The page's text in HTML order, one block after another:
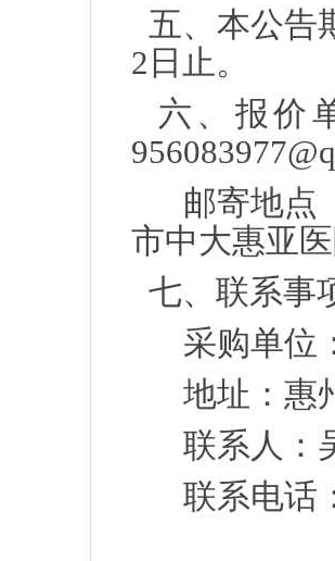
五、本公告
2 日止。
六、报价
邮寄地点
市中大惠亚
七、联系事
采购单位
地址：惠
联系人：
联系电话